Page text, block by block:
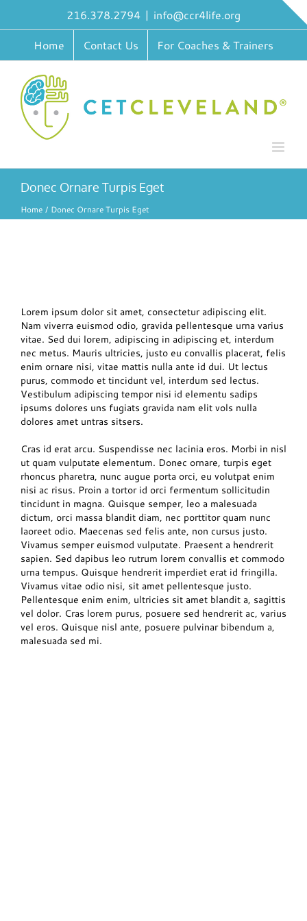
content
216.378.2794 | info@ccr4life.org
Home
Contact Us For Coaches & Trainers
Donec Ornare Turpis Eget
Home Donec Ornare Turpis Eget
Lorem ipsum dolor sit amet, consectetur adipiscing elit.
Nam viverra euismod odio, gravida pellentesque urna varius
vitae. Sed dui lorem, adipiscing in adipiscing et, interdum
nec metus. Mauris ultricies, justo eu convallis placerat, felis
enim ornare nisi, vitae mattis nulla ante id dui. Ut lectus
purus, commodo et tincidunt vel, interdum sed lectus.
Vestibulum adipiscing tempor nisi id elementu sadips
ipsums dolores uns fugiats gravida nam elit vols nulla
dolores amet untras sitsers.
Cras id erat arcu. Suspendisse nec lacinia eros. Morbi in nisl
ut quam vulputate elementum. Donec ornare, turpis eget
rhoncus pharetra, nunc augue porta orci, eu volutpat enim
nisi ac risus. Proin a tortor id orci fermentum sollicitudin
tincidunt in magna. Quisque semper, leo a malesuada
dictum, orci massa blandit diam, nec porttitor quam nunc
laoreet odio. Maecenas sed felis ante, non cursus justo.
Vivamus semper euismod vulputate. Praesent a hendrerit
sapien. Sed dapibus leo rutrum lorem convallis et commodo
urna tempus. Quisque hendrerit imperdiet erat id fringilla.
Vivamus vitae odio nisi, sit amet pellentesque justo.
Pellentesque enim enim, ultricies sit amet blandit a, sagittis
vel dolor. Cras lorem purus, posuere sed hendrerit ac, varius
vel eros. Quisque nisl ante, posuere pulvinar bibendum a,
malesuada sed mi.